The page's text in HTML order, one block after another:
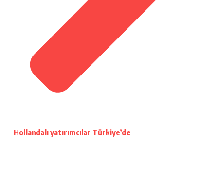
Hollandalı yatırımcılar Türkiye’de